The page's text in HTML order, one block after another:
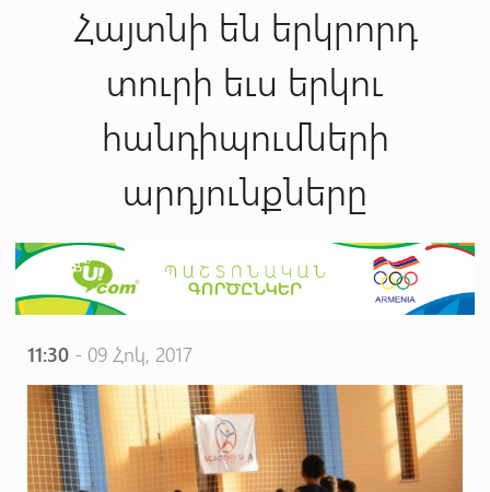
Հայտնի են երկրորդ
տուրի եւս երկու
հանդիպումների
արդյունքները
11:30- 09 Հոկ, 2017